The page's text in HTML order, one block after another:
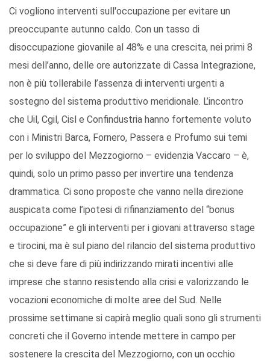
Ci vogliono interventi sull'occupazione per evitare un
preoccupante autunno caldo. Con un tasso di
disoccupazione giovanile al 48% e una crescita, nei primi 8
mesi dell’anno, delle ore autorizzate di Cassa Integrazione,
non è più tollerabile l’assenza di interventi urgenti a
sostegno del sistema produttivo meridionale. L’incontro
che Uil, Cgil, Cisl e Confindustria hanno fortemente voluto
con i Ministri Barca, Fornero, Passera e Profumo sui temi
per lo sviluppo del Mezzogiorno – evidenzia Vaccaro – è,
quindi, solo un primo passo per invertire una tendenza
drammatica. Ci sono proposte che vanno nella direzione
auspicata come l’ipotesi di rifinanziamento del “bonus
occupazione” e gli interventi per i giovani attraverso stage
e tirocini, ma è sul piano del rilancio del sistema produttivo
che si deve fare di più indirizzando mirati incentivi alle
imprese che stanno resistendo alla crisi e valorizzando le
vocazioni economiche di molte aree del Sud. Nelle
prossime settimane si capirà meglio quali sono gli strumenti
concreti che il Governo intende mettere in campo per
sostenere la crescita del Mezzogiorno, con un occhio